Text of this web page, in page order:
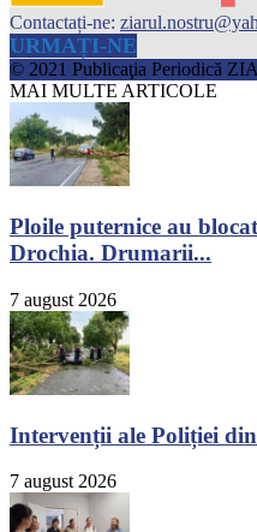
Contactați-ne:
URMAȚI-NE
© 2021 Publicaţia Periodică
MAI MULTE ARTICOLE
Ploile puternice au
Drochia. Drumarii...
7 august 2026
Intervenții ale Poliției
7 august 2026